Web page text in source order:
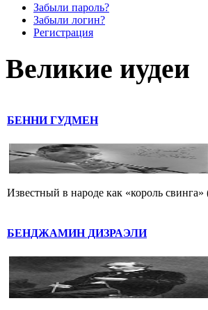
Забыли пароль?
Забыли логин?
Регистрация
Великие иудеи
БЕННИ ГУДМЕН
Известный в народе как «король
БЕНДЖАМИН ДИЗРАЭЛИ